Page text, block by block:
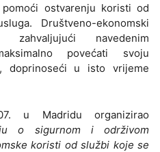
ostvarenju koristi od
Društveno-ekonomski
navedenim
povećati svoju
doprinoseći u isto vrijeme
u Madridu organizirao
o sigurnom i održivom
koristi od službi koje se